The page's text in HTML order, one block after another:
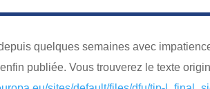
quelques semaines avec
enfin publiée. Vous trouverez le texte